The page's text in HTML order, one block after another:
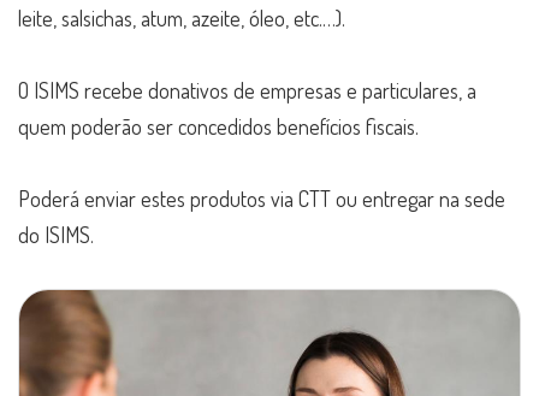
leite, salsichas, atum, azeite, óleo, etc.…).
O ISIMS recebe donativos de empresas e particulares, a
quem poderão ser concedidos benefícios fiscais.
Poderá enviar estes produtos via CTT ou entregar na sede
do ISIMS.